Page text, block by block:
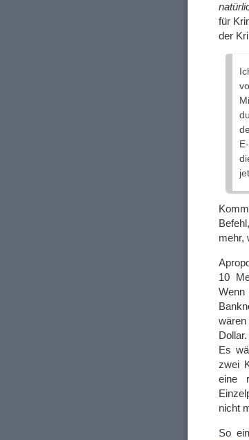
für
der
mehr,
10
Wenn
wären
Es
zwei
eine
nicht
So